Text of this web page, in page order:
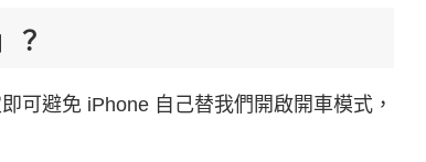
？
可避免 iPhone 自己替我們開啟開車模式，